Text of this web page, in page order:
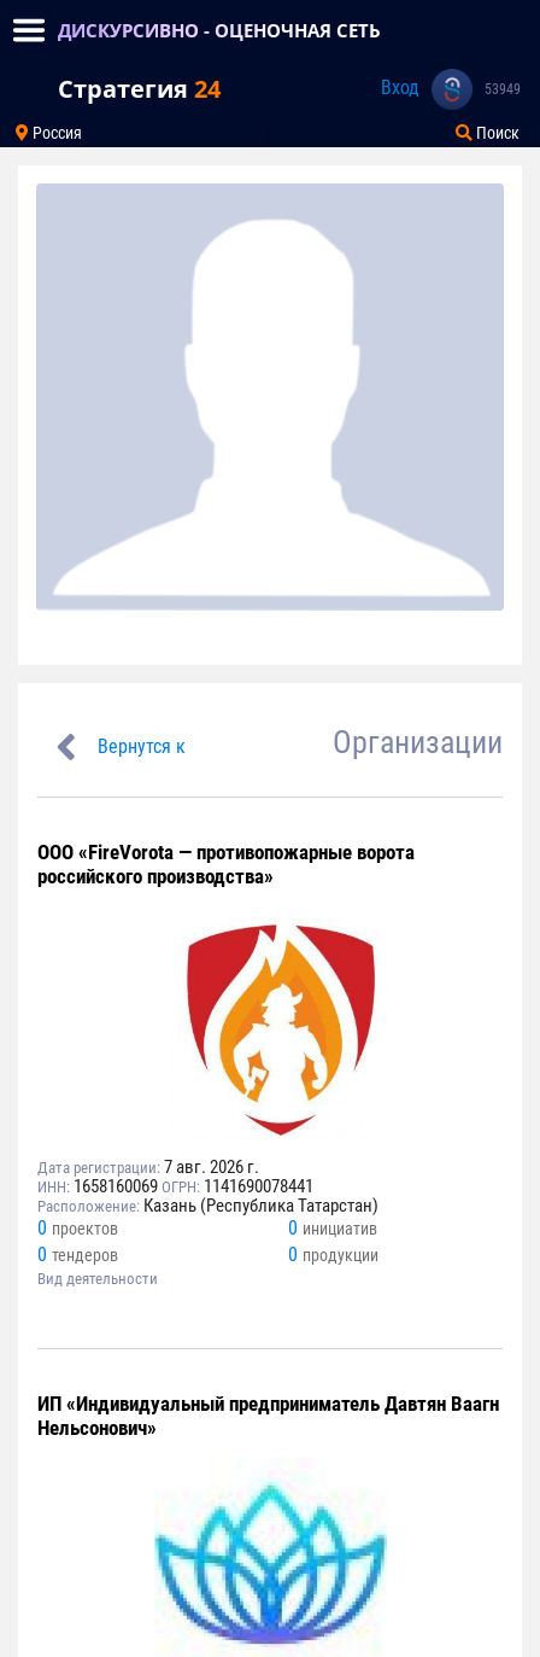
ДИСКУРСИВНО - ОЦЕНОЧНАЯ СЕТЬ
Стратегия 24 Вход 53949
Россия Поиск
Вернутся к Организации
ООО «FireVorota — противопожарные ворота
российского производства»
Дата регистрации: 7 авг. 2026 г.
ИНН: 1658160069 ОГРН: 1141690078441
Расположение: Казань (Республика Татарстан)
0 проектов 0 инициатив
0 тендеров 0 продукции
Вид деятельности
ИП «Индивидуальный предприниматель Давтян Ваагн
Нельсонович»